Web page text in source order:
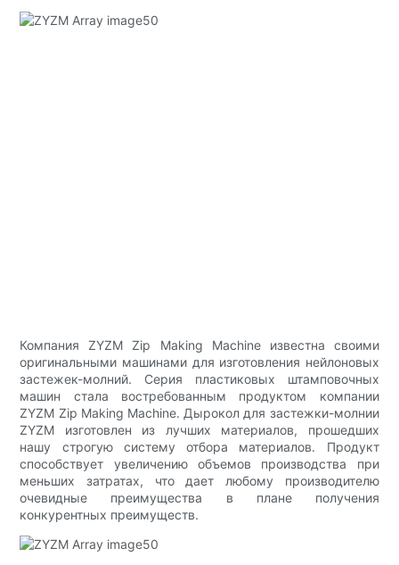
Компания ZYZM Zip Making Machine известна своими
оригинальными машинами для изготовления нейлоновых
застежек-молний. Серия пластиковых штамповочных
машин стала востребованным продуктом компании
ZYZM Zip Making Machine. Дырокол для застежки-молнии
ZYZM изготовлен из лучших материалов, прошедших
нашу строгую систему отбора материалов. Продукт
способствует увеличению объемов производства при
меньших затратах, что дает любому производителю
очевидные преимущества в плане получения
конкурентных преимуществ.